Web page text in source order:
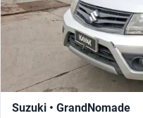
Suzuki • GrandNomade